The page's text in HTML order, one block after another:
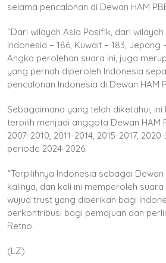
selama pencalonan di Dewan HAM
“Dari wilayah Asia Pasifik, dari
Indonesia – 186, Kuwait – 183, Jepang
Angka perolehan suara ini, juga
yang pernah diperoleh Indonesia
pencalonan Indonesia di Dewan HAM
Sebagaimana yang telah diketahui,
terpilih menjadi anggota Dewan HAM
2007-2010, 2011-2014, 2015-2017,
periode 2024-2026.
“Terpilihnya Indonesia sebagai
kalinya, dan kali ini memperoleh
wujud trust yang diberikan bagi
berkontribusi bagi pemajuan dan
Retno.
(LZ)